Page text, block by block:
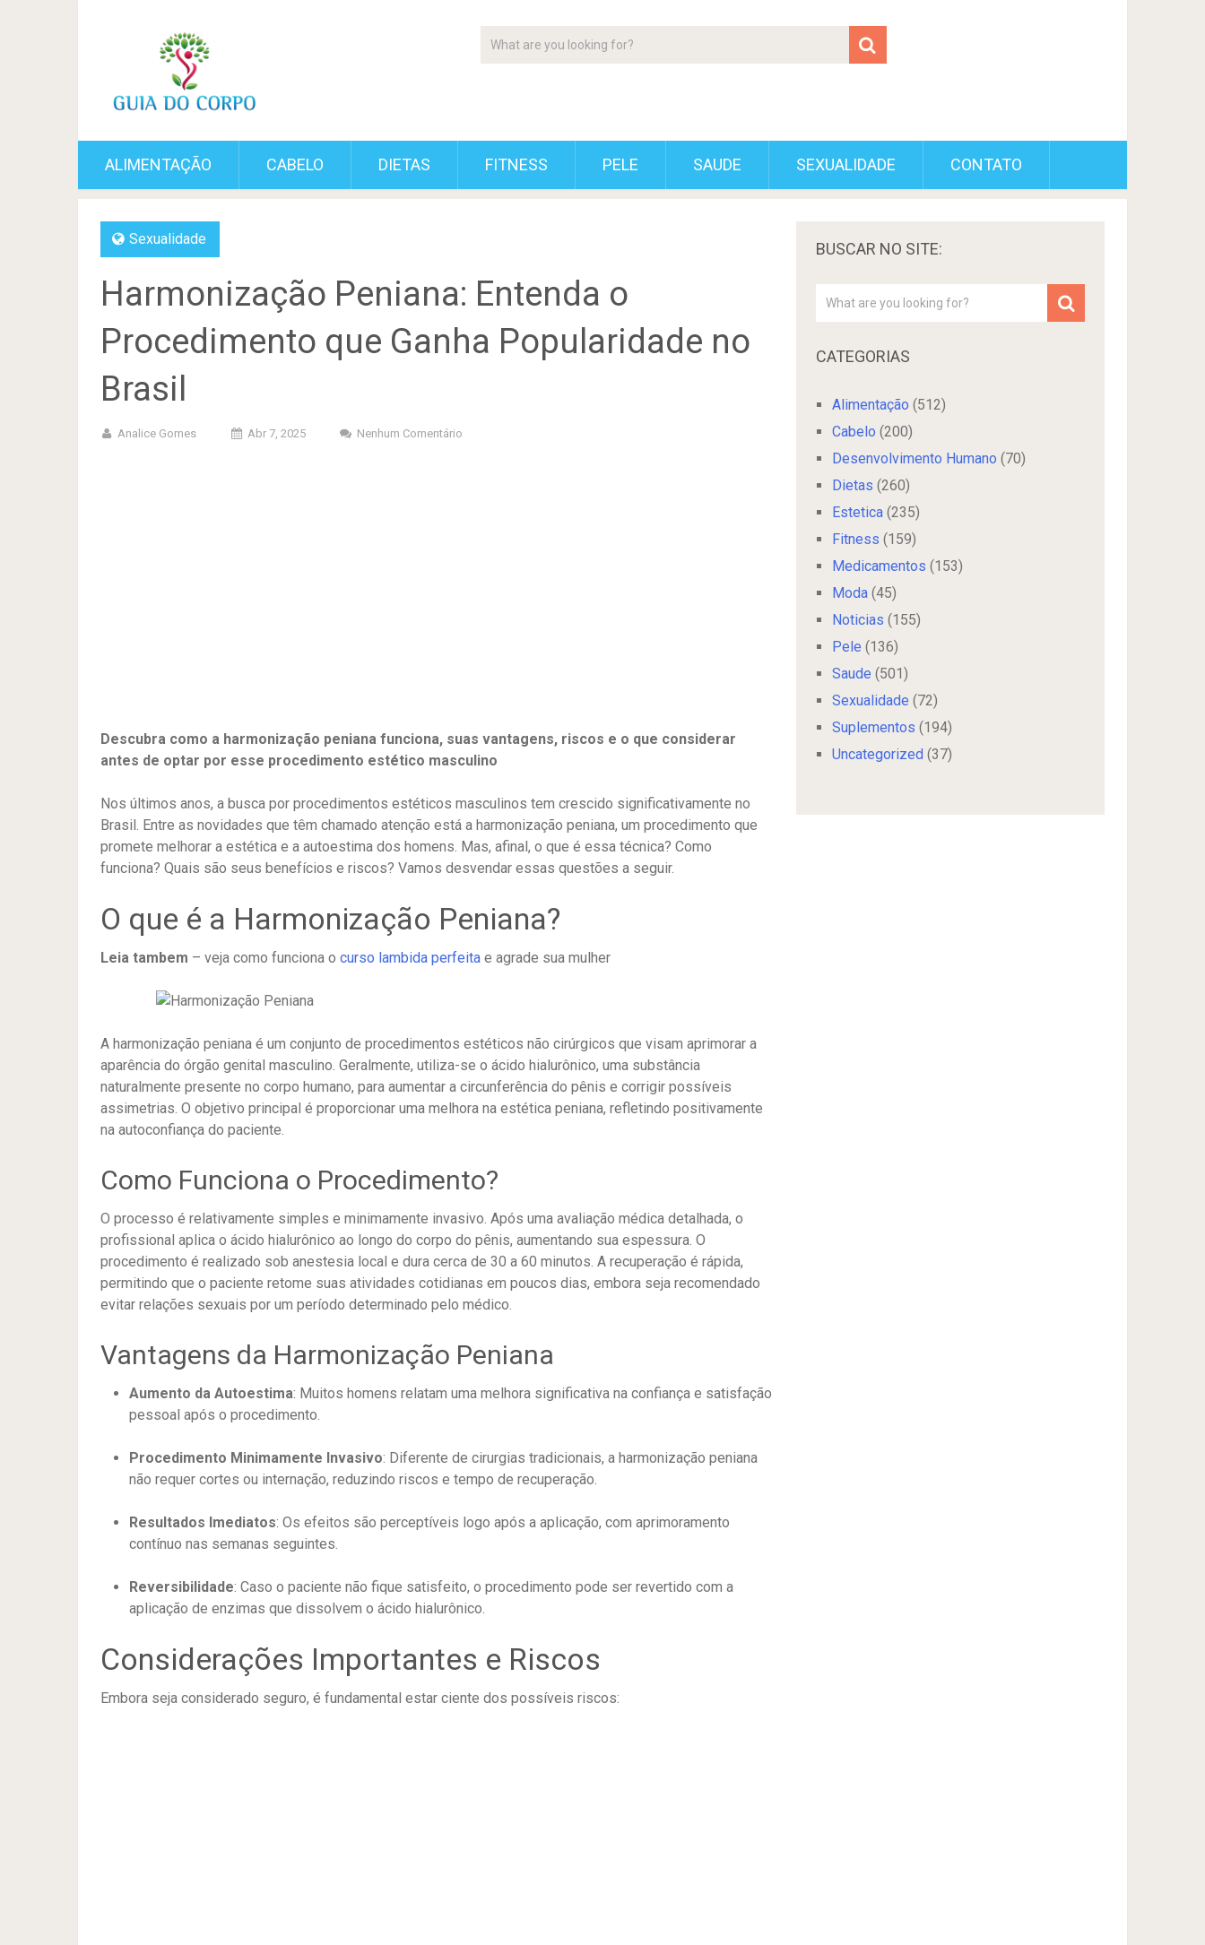
ALIMENTAÇÃO CABELO DIETAS FITNESS PELE SAUDE SEXUALIDADE CONTATO
Sexualidade
Harmonização Peniana: Entenda o
Procedimento que Ganha Popularidade no
Brasil
Analice Gomes Abr 7, 2025 Nenhum Comentário
Descubra como a harmonização peniana funciona, suas vantagens, riscos e o que considerar
antes de optar por esse procedimento estético masculino
Nos últimos anos, a busca por procedimentos estéticos masculinos tem crescido significativamente no
Brasil. Entre as novidades que têm chamado atenção está a harmonização peniana, um procedimento que
promete melhorar a estética e a autoestima dos homens. Mas, afinal, o que é essa técnica? Como
funciona? Quais são seus benefícios e riscos? Vamos desvendar essas questões a seguir.​
O que é a Harmonização Peniana?
Leia tambem – veja como funciona o curso lambida perfeita e agrade sua mulher
A harmonização peniana é um conjunto de procedimentos estéticos não cirúrgicos que visam aprimorar a
aparência do órgão genital masculino. Geralmente, utiliza-se o ácido hialurônico, uma substância
naturalmente presente no corpo humano, para aumentar a circunferência do pênis e corrigir possíveis
assimetrias. O objetivo principal é proporcionar uma melhora na estética peniana, refletindo positivamente
na autoconfiança do paciente.
Como Funciona o Procedimento?
O processo é relativamente simples e minimamente invasivo. Após uma avaliação médica detalhada, o
profissional aplica o ácido hialurônico ao longo do corpo do pênis, aumentando sua espessura. O
procedimento é realizado sob anestesia local e dura cerca de 30 a 60 minutos. A recuperação é rápida,
permitindo que o paciente retome suas atividades cotidianas em poucos dias, embora seja recomendado
evitar relações sexuais por um período determinado pelo médico.
Vantagens da Harmonização Peniana
Aumento da Autoestima: Muitos homens relatam uma melhora significativa na confiança e satisfação
pessoal após o procedimento.
Procedimento Minimamente Invasivo: Diferente de cirurgias tradicionais, a harmonização peniana
não requer cortes ou internação, reduzindo riscos e tempo de recuperação.
Resultados Imediatos: Os efeitos são perceptíveis logo após a aplicação, com aprimoramento
contínuo nas semanas seguintes.
Reversibilidade: Caso o paciente não fique satisfeito, o procedimento pode ser revertido com a
aplicação de enzimas que dissolvem o ácido hialurônico.
Considerações Importantes e Riscos
Embora seja considerado seguro, é fundamental estar ciente dos possíveis riscos:
BUSCAR NO SITE:
CATEGORIAS
Alimentação (512)
Cabelo (200)
Desenvolvimento Humano (70)
Dietas (260)
Estetica (235)
Fitness (159)
Medicamentos (153)
Moda (45)
Noticias (155)
Pele (136)
Saude (501)
Sexualidade (72)
Suplementos (194)
Uncategorized (37)